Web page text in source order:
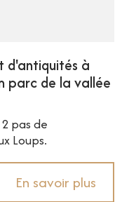
d'antiquités à
parc de la vallée
pas de
Loups.
En savoir plus